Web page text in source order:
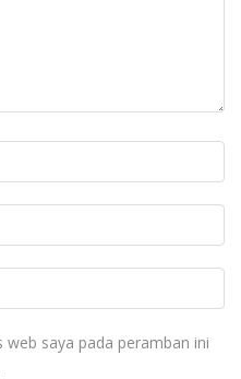
saya pada peramban ini